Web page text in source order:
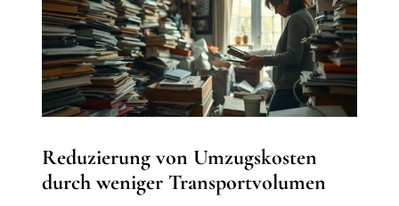
Reduzierung von Umzugskosten
durch weniger Transportvolumen